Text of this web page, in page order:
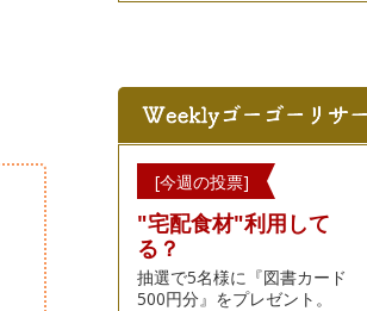
[今週の投票]
"宅配食材"利用して
る？
抽選で5名様に『図書カード
500円分』をプレゼント。